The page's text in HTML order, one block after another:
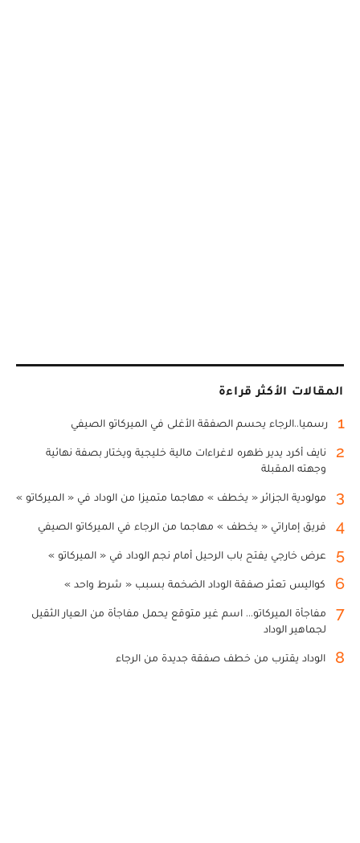
المقالات الأكثر قراءة
1 رسميا..الرجاء يحسم الصفقة الأغلى في الميركاتو الصيفي
2
نايف أكرد يدير ظهره لاغراءات مالية خليجية ويختار بصفة نهائية
وجهته المقبلة
3 مولودية الجزائر « يخطف » مهاجما متميزا من الوداد في « الميركاتو »
4 فريق إماراتي « يخطف » مهاجما من الرجاء في الميركاتو الصيفي
5 عرض خارجي يفتح باب الرحيل أمام نجم الوداد في « الميركاتو »
6 كواليس تعثر صفقة الوداد الضخمة بسبب « شرط واحد »
7
مفاجأة الميركاتو... اسم غير متوقع يحمل مفاجأة من العيار الثقيل
لجماهير الوداد
8 الوداد يقترب من خطف صفقة جديدة من الرجاء